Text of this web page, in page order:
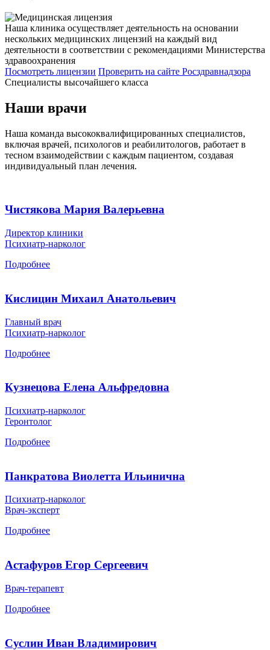
Наша клиника осуществляет деятельность на основании
нескольких медицинских лицензий на каждый вид
деятельности в соответствии с рекомендациями Министерства
здравоохранения
Посмотреть лицензии Проверить на сайте Росздравнадзора
Специалисты высочайшего класса
Наши врачи
Наша команда высококвалифицированных специалистов,
включая врачей, психологов и реабилитологов, работает в
тесном взаимодействии с каждым пациентом, создавая
индивидуальный план лечения.
Чистякова Мария Валерьевна
Директор клиники
Психиатр-нарколог
Подробнее
Кислицин Михаил Анатольевич
Главный врач
Психиатр-нарколог
Подробнее
Кузнецова Елена Альфредовна
Психиатр-нарколог
Геронтолог
Подробнее
Панкратова Виолетта Ильинична
Психиатр-нарколог
Врач-эксперт
Подробнее
Астафуров Егор Сергеевич
Врач-терапевт
Подробнее
Суслин Иван Владимирович